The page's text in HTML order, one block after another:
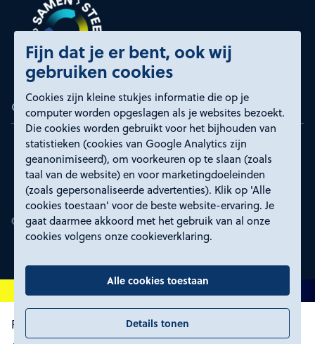
Fijn dat je er bent, ook wij
gebruiken cookies
Cookies zijn kleine stukjes informatie die op je
computer worden opgeslagen als je websites bezoekt.
Die cookies worden gebruikt voor het bijhouden van
statistieken (cookies van Google Analytics zijn
geanonimiseerd), om voorkeuren op te slaan (zoals
taal van de website) en voor marketingdoeleinden
(zoals gepersonaliseerde advertenties). Klik op 'Alle
cookies toestaan' voor de beste website-ervaring. Je
gaat daarmee akkoord met het gebruik van al onze
cookies volgens onze cookieverklaring.
Alle cookies toestaan
Details tonen
Certificeringen
Proclaimer en toegankelijkheid
Privacyverklaring